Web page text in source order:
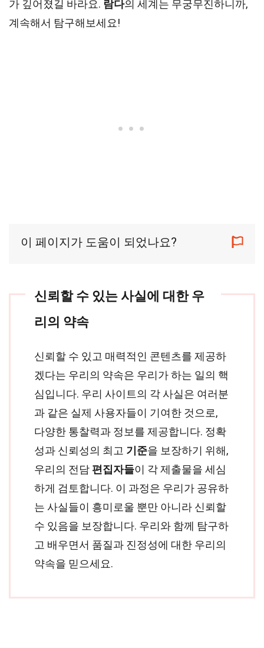
가 깊어졌길 바라요. 람다의 세계는 무궁무진하니까,
계속해서 탐구해보세요!
이 페이지가 도움이 되었나요?
신뢰할 수 있는 사실에 대한 우
리의 약속
신뢰할 수 있고 매력적인 콘텐츠를 제공하
겠다는 우리의 약속은 우리가 하는 일의 핵
심입니다. 우리 사이트의 각 사실은 여러분
과 같은 실제 사용자들이 기여한 것으로,
다양한 통찰력과 정보를 제공합니다. 정확
성과 신뢰성의 최고 기준을 보장하기 위해,
우리의 전담 편집자들이 각 제출물을 세심
하게 검토합니다. 이 과정은 우리가 공유하
는 사실들이 흥미로울 뿐만 아니라 신뢰할
수 있음을 보장합니다. 우리와 함께 탐구하
고 배우면서 품질과 진정성에 대한 우리의
약속을 믿으세요.